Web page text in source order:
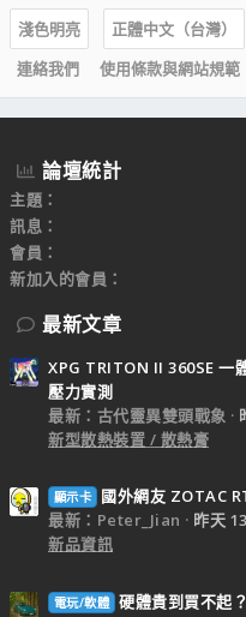
淺色明亮
正體中文（台灣）
連絡我們
使用條款與網站規範
論壇統計
主題
訊息
會員
新加入的會員
最新文章
XPG TRITON II 360SE 一
壓力實測
最新：古代靈異雙頭戰象
新型散熱裝置 / 散熱膏
顯示卡
國外網友 ZOTAC
最新：Peter_Jian
昨天
新品資訊
電玩/軟體 硬體貴到買不起